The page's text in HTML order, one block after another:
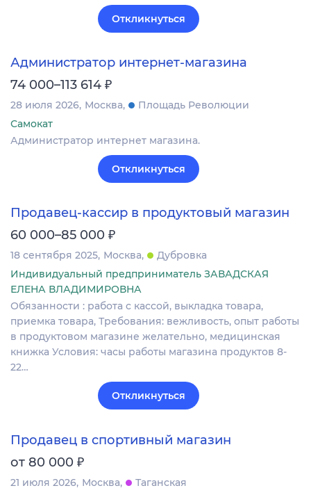
Откликнуться
Администратор интернет-магазина
74 000–113 614 ₽
28 июля 2026 Москва
Площадь Революции
Самокат
Администратор интернет магазина.
Откликнуться
Продавец-кассир в продуктовый магазин
60 000–85 000 ₽
18 сентября 2025 Москва
Дубровка
Индивидуальный предприниматель ЗАВАДСКАЯ
ЕЛЕНА ВЛАДИМИРОВНА
Обязанности : работа с кассой, выкладка товара,
приемка товара, Требования: вежливость, опыт работы
в продуктовом магазине желательно, медицинская
книжка Условия: часы работы магазина продуктов 8-
22…
Откликнуться
Продавец в спортивный магазин
от 80 000 ₽
21 июля 2026 Москва
Таганская